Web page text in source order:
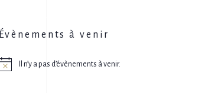
Évènements à venir
Notice
Il n’y a pas d’évènements à venir.